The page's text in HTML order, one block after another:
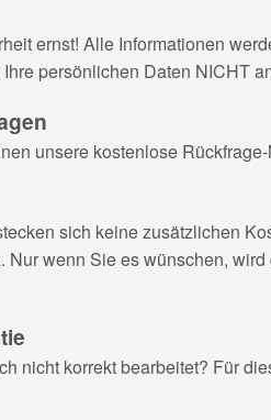
ernst! Alle Informationen
persönlichen Daten NICHT
unsere kostenlose
sich keine zusätzlichen
Nur wenn Sie es wünschen,
nicht korrekt bearbeitet? Für